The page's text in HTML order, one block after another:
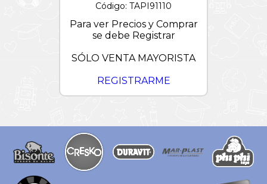
Código: TAPI91110
Para ver Precios y Comprar
se debe Registrar
SÓLO VENTA MAYORISTA
REGISTRARME